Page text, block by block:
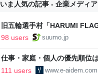
いま人気の記事 - 企業メディア
旧五輪選手村「HARUMI
ルで挑む、盆踊り2万人集客
98 users suumo.jp
仕事・家庭・個人の優先順位
後の自分に伝えたいこと - り
111 users www.e-aidem.com